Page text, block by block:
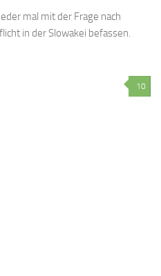
mal mit der Frage nach
in der Slowakei befassen.
10